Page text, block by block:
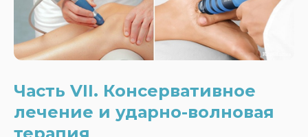
Часть VII. Консервативное
лечение и ударно-волновая